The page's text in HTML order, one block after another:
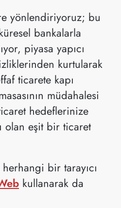
yönlendiriyoruz; bu
bankalarla
piyasa yapıcı
kurtularak
ticarete kapı
müdahalesi
hedeflerinize
olan eşit bir ticaret
herhangi bir tarayıcı
kullanarak da